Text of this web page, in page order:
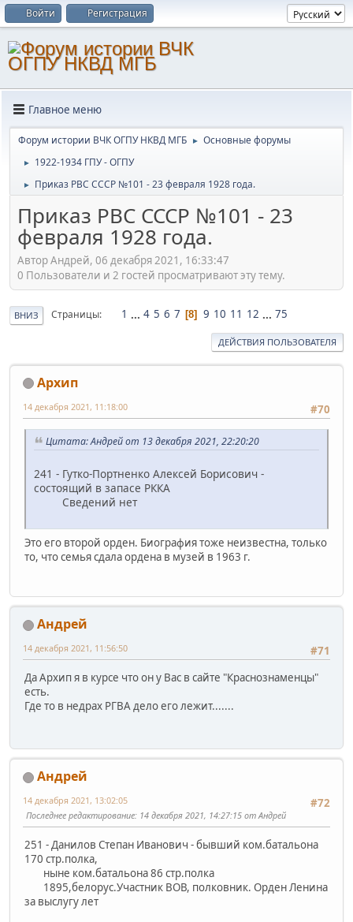
Войти Регистрация
Главное меню
Форум истории ВЧК ОГПУ НКВД МГБ ► Основные форумы
► 1922-1934 ГПУ - ОГПУ
► Приказ РВС СССР №101 - 23 февраля 1928 года.
Приказ РВС СССР №101 - 23
февраля 1928 года.
Автор Андрей, 06 декабря 2021, 16:33:47
0 Пользователи и 2 гостей просматривают эту тему.
ВНИЗ Страницы 1 ... 4 5 6 7 8 9 10 11 12 ... 75
ДЕЙСТВИЯ ПОЛЬЗОВАТЕЛЯ
Архип
#70
14 декабря 2021, 11:18:00
Цитата: Андрей от 13 декабря 2021, 22:20:20
241 - Гутко-Портненко Алексей Борисович -
состоящий в запасе РККА
Сведений нет
Это его второй орден. Биография тоже неизвестна, только
то, что семья сдала ордена в музей в 1963 г.
Андрей
#71
14 декабря 2021, 11:56:50
Да Архип я в курсе что он у Вас в сайте "Краснознаменцы"
есть.
Где то в недрах РГВА дело его лежит.......
Андрей
#72
14 декабря 2021, 13:02:05
Последнее редактирование: 14 декабря 2021, 14:27:15 от Андрей
251 - Данилов Степан Иванович - бывший ком.батальона
170 стр.полка,
ныне ком.батальона 86 стр.полка
1895,белорус.Участник ВОВ, полковник. Орден Ленина
за выслугу лет